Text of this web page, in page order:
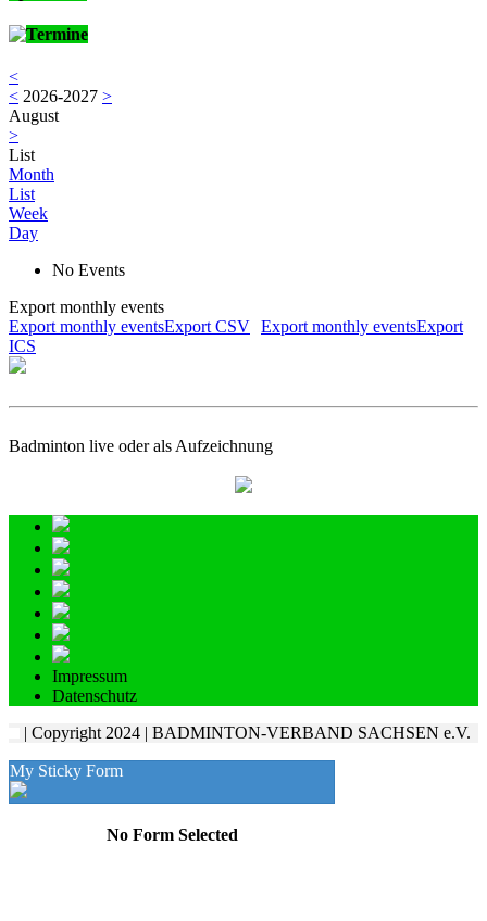
Termine
<
< 2026-2027 >
August
>
List
Month
List
Week
Day
No Events
Export monthly events
Export monthly eventsExport CSV Export monthly eventsExport
ICS
Badminton live oder als Aufzeichnung
Impressum
Datenschutz
| Copyright 2024 | BADMINTON-VERBAND SACHSEN e.V.
My Sticky Form
No Form Selected